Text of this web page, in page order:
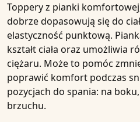
Topperyz pianki
dobrze dopasowują się do
elastyczność punktową.
kształt ciała oraz umożliwia
ciężaru. Może to pomóc
poprawić komfort podczas
pozycjach do spania: na
brzuchu.